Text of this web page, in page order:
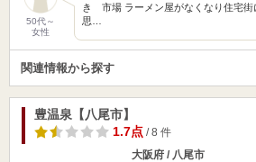
50代～
女性
き 市場 ラーメン屋がなくなり住宅街
思…
関連情報から探す
豊温泉【八尾市】
1.7点/ 8 件
大阪府 / 八尾市